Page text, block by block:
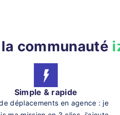
communauté
Simple & rapide
déplacements en agence : je